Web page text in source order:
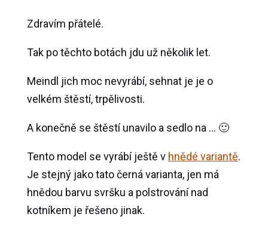
Zdravím přátelé.
Tak po těchto botách jdu už několik let.
Meindl jich moc nevyrábí, sehnat je je o
velkém štěstí, trpělivosti.
A konečně se štěstí unavilo a sedlo na … 🙂
Tento model se vyrábí ještě v hnědé variantě.
Je stejný jako tato černá varianta, jen má
hnědou barvu svršku a polstrování nad
kotníkem je řešeno jinak.